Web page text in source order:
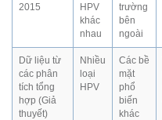
2015
HPV
khác
nhau
trường
bên
ngoài
Dữ liệu từ
các phân
tích tổng
hợp (Giả
thuyết)
Nhiều
loại
HPV
Các bề
mặt
phổ
biến
khác